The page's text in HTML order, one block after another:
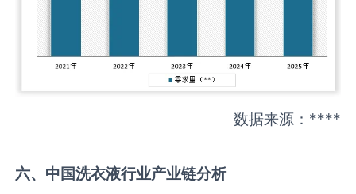
数据来源：****
六、中国洗衣液行业产业链分析